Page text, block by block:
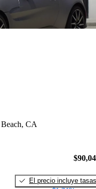
CA
El precio incluye tasas